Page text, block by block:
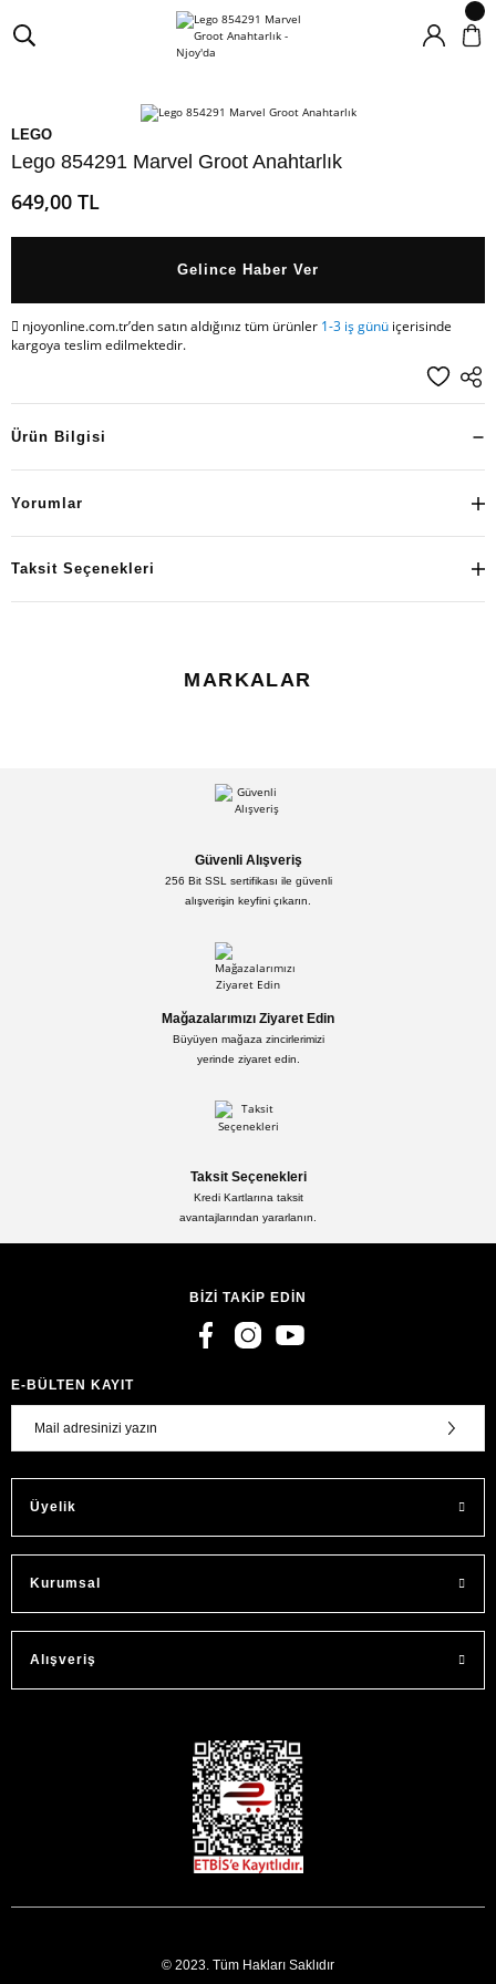
LEGO
Lego 854291 Marvel Groot Anahtarlık
649,00 TL
Gelince Haber Ver
njoyonline.com.tr’den satın aldığınız tüm ürünler 1-3 iş günü içerisinde
kargoya teslim edilmektedir.
Ürün Bilgisi
Yorumlar
Taksit Seçenekleri
MARKALAR
Güvenli Alışveriş
256 Bit SSL sertifikası ile güvenli
alışverişin keyfini çıkarın.
Mağazalarımızı Ziyaret Edin
Büyüyen mağaza zincirlerimizi
yerinde ziyaret edin.
Taksit Seçenekleri
Kredi Kartlarına taksit
avantajlarından yararlanın.
BİZİ TAKİP EDİN
E-BÜLTEN KAYIT
Üyelik
Kurumsal
Alışveriş
© 2023. Tüm Hakları Saklıdır